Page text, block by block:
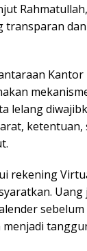
Kantor
lelang
rekening